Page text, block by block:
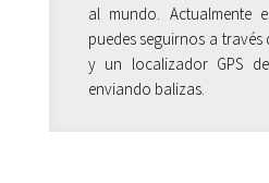
al mundo. Actualmente
puedes seguirnos a través
y un localizador GPS
enviando balizas.